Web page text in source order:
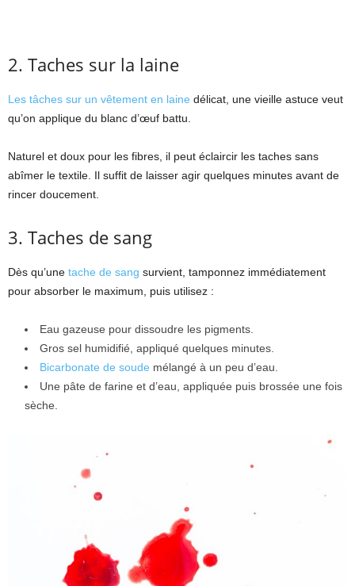
2. Taches sur la laine
Les tâches sur un vêtement en laine délicat, une vieille astuce veut
qu’on applique du blanc d’œuf battu.
Naturel et doux pour les fibres, il peut éclaircir les taches sans
abîmer le textile. Il suffit de laisser agir quelques minutes avant de
rincer doucement.
3. Taches de sang
Dès qu’une tache de sang survient, tamponnez immédiatement
pour absorber le maximum, puis utilisez :
Eau gazeuse pour dissoudre les pigments.
Gros sel humidifié, appliqué quelques minutes.
Bicarbonate de soude mélangé à un peu d’eau.
Une pâte de farine et d’eau, appliquée puis brossée une fois
sèche.